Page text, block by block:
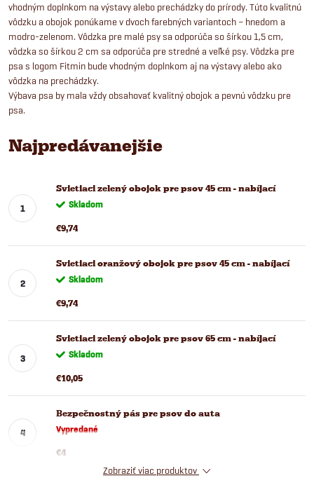
vhodným doplnkom na výstavy alebo prechádzky do prírody. Túto kvalitnú
vôdzku a obojok ponúkame v dvoch farebných variantoch – hnedom a
modro-zelenom. Vôdzka pre malé psy sa odporúča so šírkou 1,5 cm,
vôdzka so šírkou 2 cm sa odporúča pre stredné a veľké psy. Vôdzka pre
psa s logom Fitmin bude vhodným doplnkom aj na výstavy alebo ako
vôdzka na prechádzky.
Výbava psa by mala vždy obsahovať kvalitný obojok a pevnú vôdzku pre
psa.
Najpredávanejšie
Svietiaci zelený obojok pre psov 45 cm - nabíjací
Skladom
€9,74
Svietiaci oranžový obojok pre psov 45 cm - nabíjací
Skladom
€9,74
Svietiaci zelený obojok pre psov 65 cm - nabíjací
Skladom
€10,05
Bezpečnostný pás pre psov do auta
Vypredané
€4
Zobraziť viac produktov